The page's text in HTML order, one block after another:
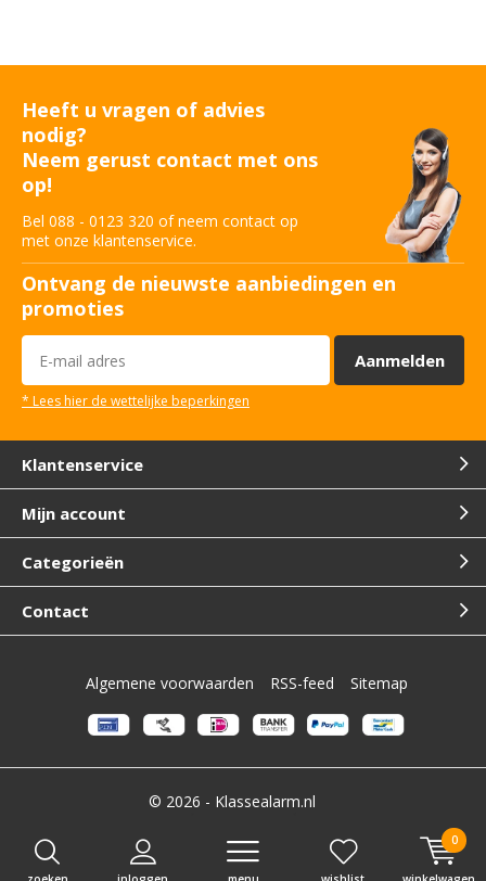
0
Heeft u vragen of advies
nodig?
Neem gerust contact met ons
op!
Bel 088 - 0123 320 of neem contact op
met onze klantenservice.
Ontvang de nieuwste aanbiedingen en
promoties
Aanmelden
* Lees hier de wettelijke beperkingen
Klantenservice
Mijn account
Categorieën
Contact
© 2026 - Klassealarm.nl
Algemene voorwaarden RSS-feed Sitemap